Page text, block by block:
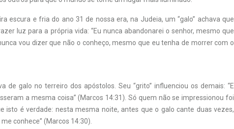
escura e fria do ano 31 de nossa era, na Judeia, um “galo” achava que
luz para a própria vida: “Eu nunca abandonarei o senhor, mesmo que
vou dizer que não o conheço, mesmo que eu tenha de morrer com o
de galo no terreiro dos apóstolos. Seu “grito” influenciou os demais: “E
a mesma coisa” (Marcos 14:31). Só quem não se impressionou foi
isto é verdade: nesta mesma noite, antes que o galo cante duas vezes,
conhece” (Marcos 14:30).